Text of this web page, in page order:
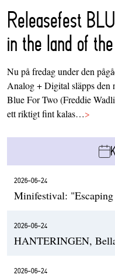
Releasefest
in the land of
Nu på fredag under den
Analog + Digital släpps den
Blue For Two (Freddie
ett riktigt fint kalas…>
2026-06-24
Minifestival:
2026-06-24
HANTERINGEN,
2026-06-24